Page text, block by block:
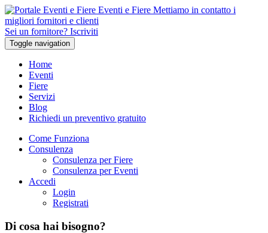
Eventi e Fiere Mettiamo in contatto i
migliori fornitori e clienti
Sei un fornitore? Iscriviti
Toggle navigation
Home
Eventi
Fiere
Servizi
Blog
Richiedi un preventivo gratuito
Come Funziona
Consulenza
Consulenza per Fiere
Consulenza per Eventi
Accedi
Login
Registrati
Di cosa hai bisogno?